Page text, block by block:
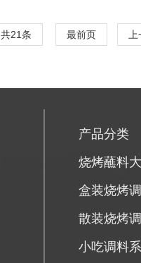
共21条 最前页
产品分类
烧烤蘸料
盒装烧烤
散装烧烤
小吃调料